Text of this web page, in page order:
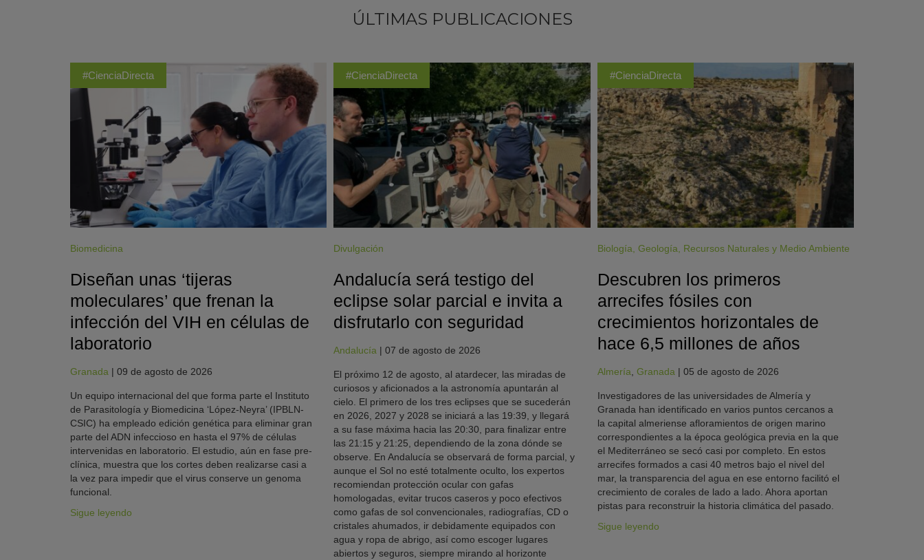
ÚLTIMAS PUBLICACIONES
#CienciaDirecta
Biomedicina
Diseñan unas ‘tijeras
moleculares’ que frenan la
infección del VIH en células de
laboratorio
Granada | 09 de agosto de 2026
Un equipo internacional del que forma parte el Instituto
de Parasitología y Biomedicina ‘López-Neyra’ (IPBLN-
CSIC) ha empleado edición genética para eliminar gran
parte del ADN infeccioso en hasta el 97% de células
intervenidas en laboratorio. El estudio, aún en fase pre-
clínica, muestra que los cortes deben realizarse casi a
la vez para impedir que el virus conserve un genoma
funcional.
Sigue leyendo
#CienciaDirecta
Divulgación
Andalucía será testigo del
eclipse solar parcial e invita a
disfrutarlo con seguridad
Andalucía |07 de agosto de 2026
El próximo 12 de agosto, al atardecer, las miradas de
curiosos y aficionados a la astronomía apuntarán al
cielo. El primero de los tres eclipses que se sucederán
en 2026, 2027 y 2028 se iniciará a las 19:39, y llegará
a su fase máxima hacia las 20:30, para finalizar entre
las 21:15 y 21:25, dependiendo de la zona dónde se
observe. En Andalucía se observará de forma parcial, y
aunque el Sol no esté totalmente oculto, los expertos
recomiendan protección ocular con gafas
homologadas, evitar trucos caseros y poco efectivos
como gafas de sol convencionales, radiografías, CD o
cristales ahumados, ir debidamente equipados con
agua y ropa de abrigo, así como escoger lugares
abiertos y seguros, siempre mirando al horizonte
#CienciaDirecta
Biología Geología Recursos Naturales y Medio Ambiente
Descubren los primeros
arrecifes fósiles con
crecimientos horizontales de
hace 6,5 millones de años
Almería Granada | 05 de agosto de 2026
Investigadores de las universidades de Almería y
Granada han identificado en varios puntos cercanos a
la capital almeriense afloramientos de origen marino
correspondientes a la época geológica previa en la que
el Mediterráneo se secó casi por completo. En estos
arrecifes formados a casi 40 metros bajo el nivel del
mar, la transparencia del agua en ese entorno facilitó el
crecimiento de corales de lado a lado. Ahora aportan
pistas para reconstruir la historia climática del pasado.
Sigue leyendo